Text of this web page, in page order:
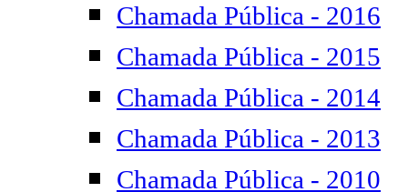
Chamada Pública - 2016
Chamada Pública - 2015
Chamada Pública - 2014
Chamada Pública - 2013
Chamada Pública - 2010